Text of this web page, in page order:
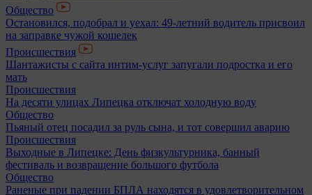
Общество
Остановился, подобрал и уехал: 49-летний водитель присвоил
на заправке чужой кошелек
Происшествия
Шантажисты с сайта интим-услуг запугали подростка и его
мать
Происшествия
На десяти улицах Липецка отключат холодную воду
Общество
Пьяный отец посадил за руль сына, и тот совершил аварию
Происшествия
Выходные в Липецке: День физкультурника, банный
фестиваль и возвращение большого футбола
Общество
Раненые при падении БПЛА находятся в удовлетворительном